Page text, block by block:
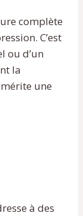
complète
C’est
ou d’un
la
une
à des